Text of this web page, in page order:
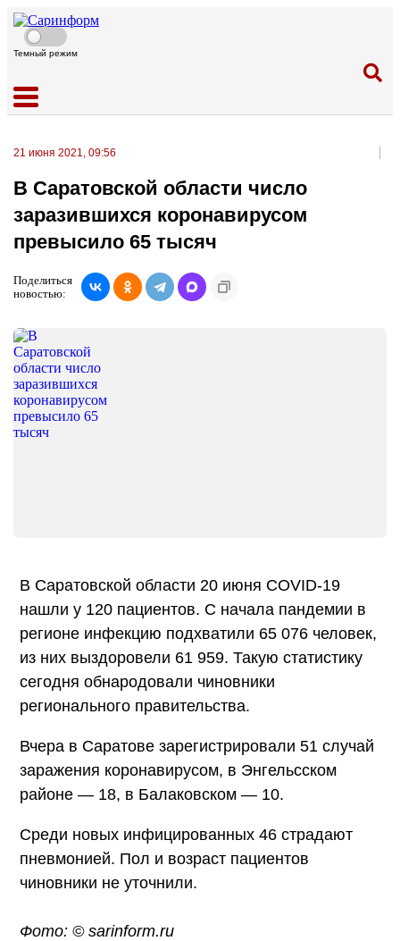
Темный режим
21 июня 2021, 09:56
В Саратовской области число
заразившихся коронавирусом
превысило 65 тысяч
Поделиться
новостью:
В Саратовской области 20 июня COVID-19
нашли у 120 пациентов. С начала пандемии в
регионе инфекцию подхватили 65 076 человек,
из них выздоровели 61 959. Такую статистику
сегодня обнародовали чиновники
регионального правительства.
Вчера в Саратове зарегистрировали 51 случай
заражения коронавирусом, в Энгельсском
районе — 18, в Балаковском — 10.
Среди новых инфицированных 46 страдают
пневмонией. Пол и возраст пациентов
чиновники не уточнили.
Фото: © sarinform.ru